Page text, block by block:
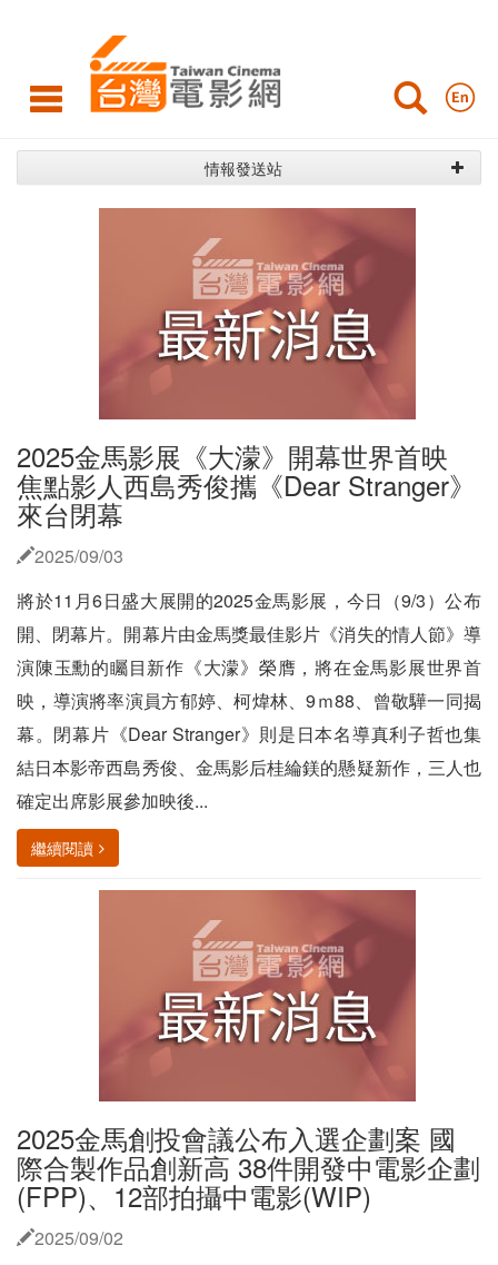
消
息 情報發送站
2025金馬影展《大濛》開幕世界首映
焦點影人西島秀俊攜《Dear Stranger》
來台閉幕
2025/09/03
將於11月6日盛大展開的2025金馬影展，今日（9/3）公布
開、閉幕片。開幕片由金馬獎最佳影片《消失的情人節》導
演陳玉勳的矚目新作《大濛》榮膺，將在金馬影展世界首
映，導演將率演員方郁婷、柯煒林、9ｍ88、曾敬驊一同揭
幕。閉幕片《Dear Stranger》則是日本名導真利子哲也集
結日本影帝西島秀俊、金馬影后桂綸鎂的懸疑新作，三人也
確定出席影展參加映後...
繼續閱讀
2025金馬創投會議公布入選企劃案 國
際合製作品創新高 38件開發中電影企劃
(FPP)、12部拍攝中電影(WIP)
2025/09/02